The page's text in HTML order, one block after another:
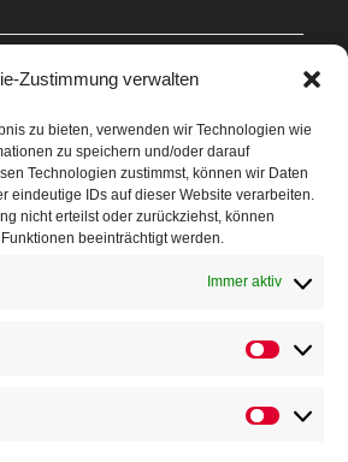
Zustimmung verwalten
zu bieten, verwenden wir Technologien wie
zu speichern und/oder darauf
Technologien zustimmst, können wir Daten
eindeutige IDs auf dieser Website verarbeiten.
nicht erteilst oder zurückziehst, können
beeinträchtigt werden.
Immer aktiv